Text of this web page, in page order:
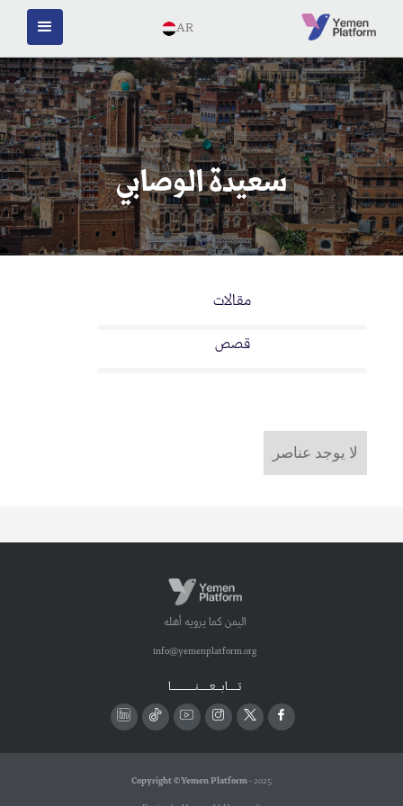
AR
سعيدة الوصابي
مقالات
قصص
لا يوجد عناصر
اليمن كما يرويه أهله
info@yemenplatform.org
تـــــابـــعــــــنـــــــــــــا
Copyright © Yemen Platform- 2025